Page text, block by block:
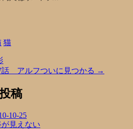
猫
話 アルフついに見つかる →
稿
10-25
見えない